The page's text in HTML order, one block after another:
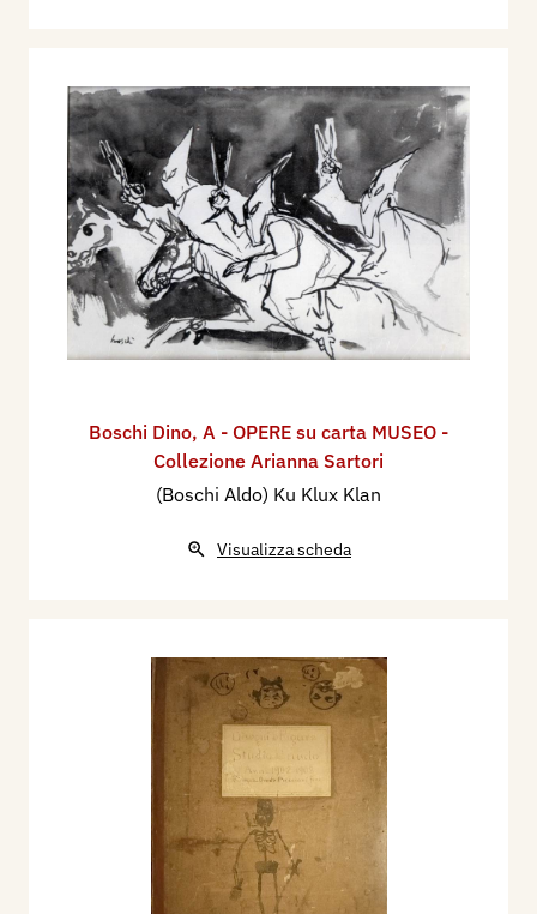
Boschi Dino, A - OPERE su carta MUSEO -
Collezione Arianna Sartori
(Boschi Aldo) Ku Klux Klan
Visualizza scheda